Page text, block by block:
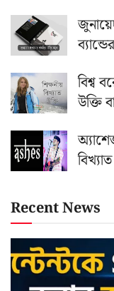
বিশ্ব
উক্তি
Recent News